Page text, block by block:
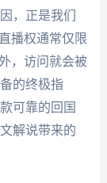
，正是我们
播权通常仅限
，访问就会被
的终极指
可靠的回国
解说带来的